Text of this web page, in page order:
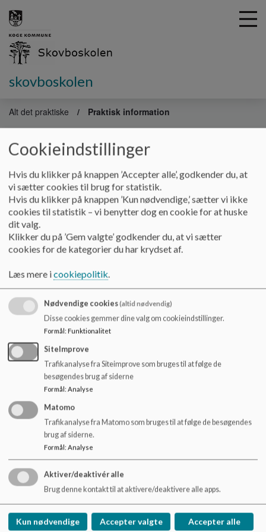
skovboskolen
Alt det praktiske Praktisk information
Praktisk information
Skolens ringetider fremgår af grundskemaet for skoleåret -
Se nederst på siden.
Ferieplanen findes på Køge Kommunes hjemmeside via
Skolen samarbejder medwww.skolemad.nu, hvor
forældrene kan bestille skolemad til børnene. Skolen gør det
muligt for Skolemad at levere maden på skolen, men skolen
har ellers ikke noget med ordningen at gøre.
Dokumenter
Skolens grundskema for skoleåret 2022-2023
Skovboskolen
Cookieindstillinger
Hvis du klikker på knappen ’Accepter alle’, godkender du, at
vi sætter cookies til brug for statistik.
Hvis du klikker på knappen ’Kun nødvendige,’ sætter vi ikke
cookies til statistik – vi benytter dog en cookie for at huske
dit valg.
Klikker du på ’Gem valgte’ godkender du, at vi sætter
cookies for de kategorier du har krydset af.
Læs mere icookiepolitik.
Nødvendige cookies(altid nødvendig)
Disse cookies gemmer dine valg om cookieindstillinger.
Formål: Funktionalitet
SiteImprove
Trafikanalyse fra Siteimprove som bruges til at følge de
besøgendes brug af siderne
Formål: Analyse
Matomo
Trafikanalyse fra Matomo som bruges til at følge de besøgendes
brug af siderne.
Formål: Analyse
Aktiver/deaktivér alle
Brug denne kontakt til at aktivere/deaktivere alle apps.
Kun nødvendige Accepter valgte Accepter alle